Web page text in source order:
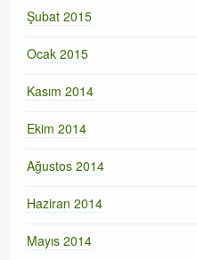
Şubat 2015
Ocak 2015
Kasım 2014
Ekim 2014
Ağustos 2014
Haziran 2014
Mayıs 2014